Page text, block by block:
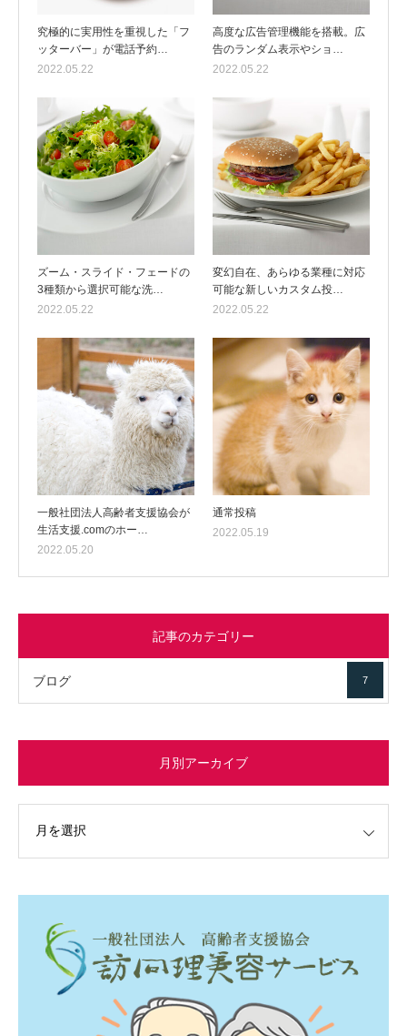
究極的に実用性を重視した「フ
ッターバー」が電話予約…
2022.05.22
高度な広告管理機能を搭載。広
告のランダム表示やショ…
2022.05.22
ズーム・スライド・フェードの
3種類から選択可能な洗…
2022.05.22
変幻自在、あらゆる業種に対応
可能な新しいカスタム投…
2022.05.22
一般社団法人高齢者支援協会が
生活支援.comのホー…
2022.05.20
通常投稿
2022.05.19
記事のカテゴリー
ブログ 7
月別アーカイブ